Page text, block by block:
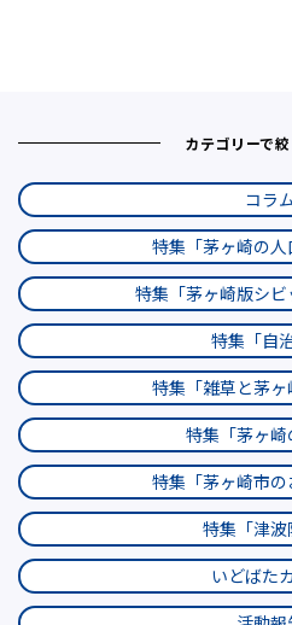
カテゴリーで
コラ
特集「茅ヶ崎の人
特集「茅ヶ崎版シビ
特集「自
特集「雑草と茅ヶ
特集「茅ヶ崎
特集「茅ヶ崎市の
特集「津波
いどばた